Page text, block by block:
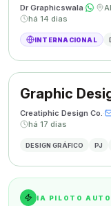
Dr Graphicswala· ·
há 14 dias
INTERNACIONAL
Graphic
Creatiphic Design Co.·
há 17 dias
DESIGN GRÁFICO PJ
IA PILOTO